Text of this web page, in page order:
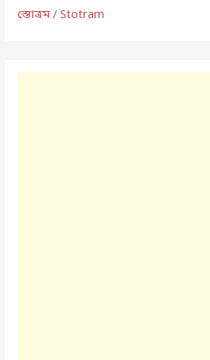
স্তোত্রম / Stotram